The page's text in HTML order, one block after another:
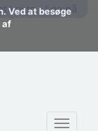
Ved at besøge
af
konto Log på
Toggle